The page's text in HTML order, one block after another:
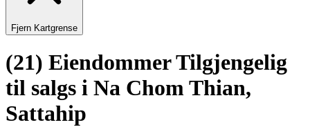
Fjern Kartgrense
(21) Eiendommer Tilgjengelig
til salgs i Na Chom Thian,
Sattahip